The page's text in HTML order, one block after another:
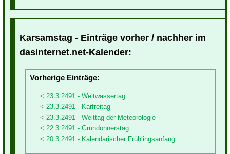
Karsamstag - Einträge vorher / nachher im
dasinternet.net-Kalender:
Vorherige Einträge:
23.3.2491 - Weltwassertag
23.3.2491 - Karfreitag
23.3.2491 - Welttag der Meteorologie
22.3.2491 - Gründonnerstag
20.3.2491 - Kalendarischer Frühlingsanfang